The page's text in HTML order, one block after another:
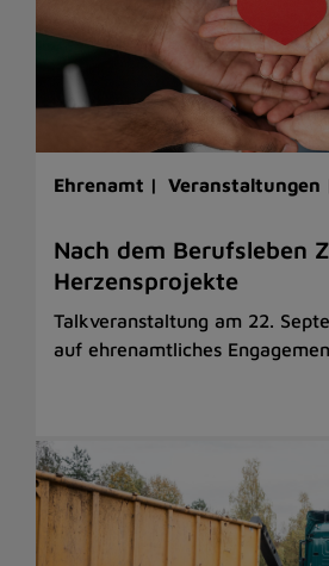
Ehrenamt | Veranstaltungen
Nach dem Berufsleben
Herzensprojekte
Talkveranstaltung am 22.
auf ehrenamtliches